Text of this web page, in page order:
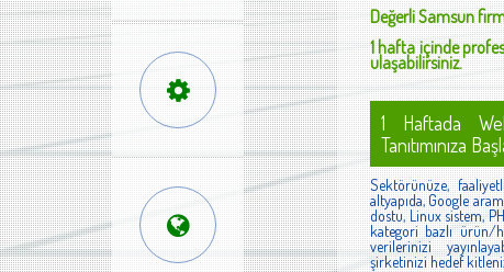
DeğerliSamsun
1 hafta içinde
ulaşabilirsiniz.
1 Haftada
Tanıtımınıza
Sektörünüze,
altyapıda, Google
dostu, Linux sistem,
kategori bazlı ürün/
verilerinizi
şirketinizi hedef